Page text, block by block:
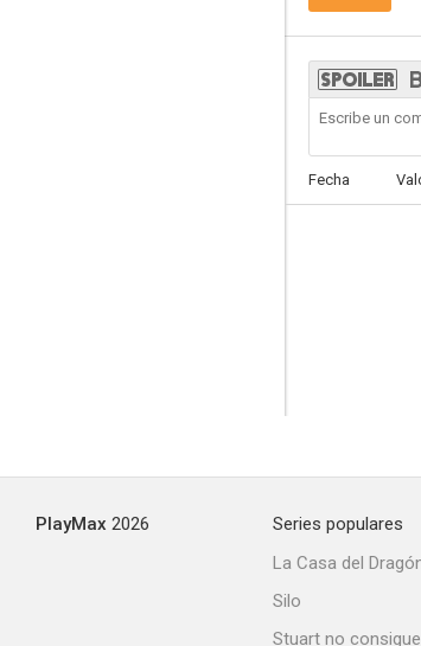
Fecha
PlayMax 2026
Series populares
La Casa del
Silo